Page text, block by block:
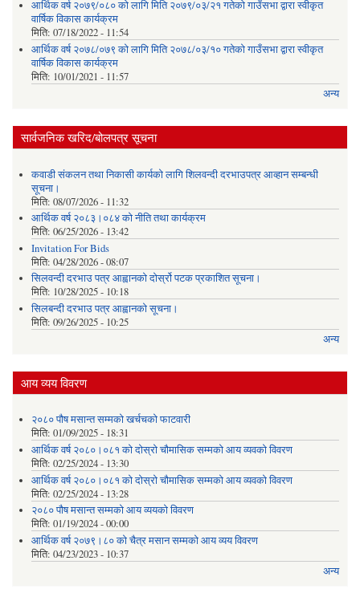
आर्थिक वर्ष २०७९/०८० को लागि मिति २०७९/०३/२१ गतेको गाउँसभा द्वारा स्वीकृत
वार्षिक विकास कार्यक्रम
मिति: 07/18/2022 - 11:54
आर्थिक वर्ष २०७८/०७९ को लागि मिति २०७८/०३/१० गतेको गाउँसभा द्वारा स्वीकृत
वार्षिक विकास कार्यक्रम
मिति: 10/01/2021 - 11:57
अन्य
सार्वजनिक खरिद/बोलपत्र सूचना
कवाडी संकलन तथा निकासी कार्यको लागि शिलवन्दी दरभाउपत्र आव्हान सम्बन्धी
सूचना।
मिति: 08/07/2026 - 11:32
आर्थिक वर्ष २०८३।०८४ को नीति तथा कार्यक्रम
मिति: 06/25/2026 - 13:42
Invitation For Bids
मिति: 04/28/2026 - 08:07
सिलवन्दी दरभाउ पत्र आह्वानको दोर्स्रो पटक प्रकाशित सूचना।
मिति: 10/28/2025 - 10:18
सिलबन्दी दरभाउ पत्र आह्वानको सूचना।
मिति: 09/26/2025 - 10:25
अन्य
आय व्यय विवरण
२०८० पौष मसान्त सम्मको खर्चचको फाटवारी
मिति: 01/09/2025 - 18:31
आर्थिक वर्ष २०८०।०८१ को दोस्रो चौमासिक सम्मको आय व्यवको विवरण
मिति: 02/25/2024 - 13:30
आर्थिक वर्ष २०८०।०८१ को दोस्रो चौमासिक सम्मको आय व्यवको विवरण
मिति: 02/25/2024 - 13:28
२०८० पौष मसान्त सम्मको आय व्ययको विवरण
मिति: 01/19/2024 - 00:00
आर्थिक वर्ष २०७९।८० को चैत्र मसान सम्मको आय व्यय विवरण
मिति: 04/23/2023 - 10:37
अन्य